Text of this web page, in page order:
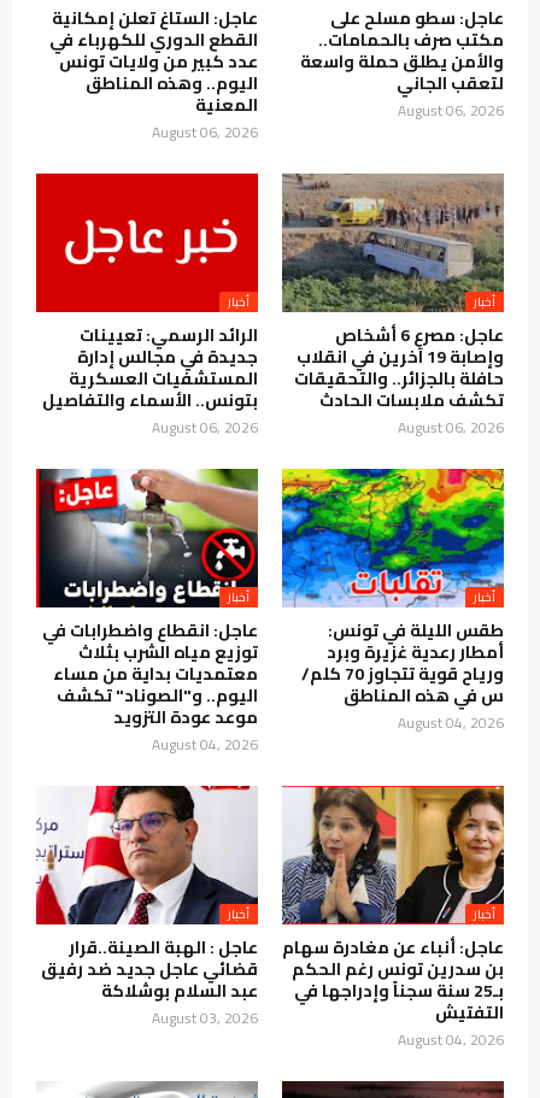
عاجل: سطو مسلح على
مكتب صرف بالحمامات..
والأمن يطلق حملة واسعة
لتعقب الجاني
August 06, 2026
عاجل: الستاغ تعلن إمكانية
القطع الدوري للكهرباء في
عدد كبير من ولايات تونس
اليوم.. وهذه المناطق
المعنية
August 06, 2026
أخبار
عاجل: مصرع 6 أشخاص
وإصابة 19 آخرين في انقلاب
حافلة بالجزائر.. والتحقيقات
تكشف ملابسات الحادث
August 06, 2026
أخبار
الرائد الرسمي: تعيينات
جديدة في مجالس إدارة
المستشفيات العسكرية
بتونس.. الأسماء والتفاصيل
August 06, 2026
أخبار
طقس الليلة في تونس:
أمطار رعدية غزيرة وبرد
ورياح قوية تتجاوز 70 كلم/
س في هذه المناطق
August 04, 2026
أخبار
عاجل: انقطاع واضطرابات في
توزيع مياه الشرب بثلاث
معتمديات بداية من مساء
اليوم.. و"الصوناد" تكشف
موعد عودة التزويد
August 04, 2026
أخبار
عاجل: أنباء عن مغادرة سهام
بن سدرين تونس رغم الحكم
بـ25 سنة سجناً وإدراجها في
التفتيش
August 04, 2026
أخبار
عاجل : الهبة الصينة..قرار
قضائي عاجل جديد ضد رفيق
عبد السلام بوشلاكة
August 03, 2026